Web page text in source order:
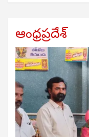
ఆంధ్రప్రదేశ్